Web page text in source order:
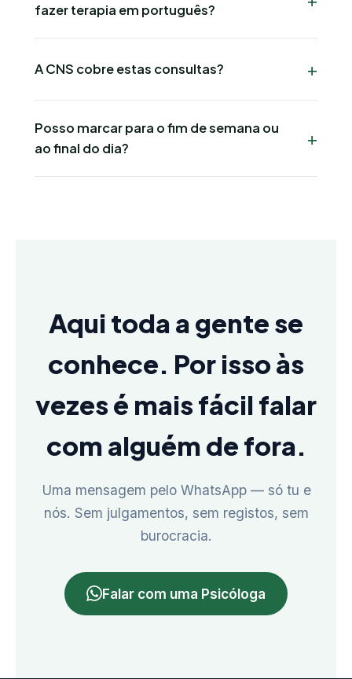
fazer terapia em português?
A CNS cobre estas consultas?
Posso marcar para o fim de semana ou
ao final do dia?
Aqui toda a gente se
conhece. Por isso às
vezes é mais fácil falar
com alguém de fora.
Uma mensagem pelo WhatsApp — só tu e
nós. Sem julgamentos, sem registos, sem
burocracia.
Falar com uma Psicóloga